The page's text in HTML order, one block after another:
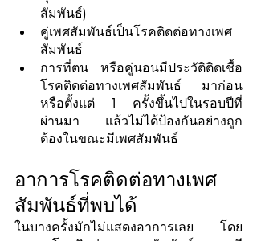
สัมพันธ์)
คู่เพศสัมพันธ์เป็นโรคติดต่อทางเพศ
สัมพันธ์
การที่ตน หรือคู่นอนมีประวัติติดเชื้อ
โรคติดต่อทางเพศสัมพันธ์ มาก่อน
หรือตั้งแต่ 1 ครั้งขึ้นไปในรอบปีที่
ผ่านมา แล้วไม่ได้ป้องกันอย่างถูก
ต้องในขณะมีเพศสัมพันธ์
อาการโรคติดต่อทางเพศ
สัมพันธ์ที่พบได้
ในบางครั้งมักไม่แสดงอาการเลย โดย